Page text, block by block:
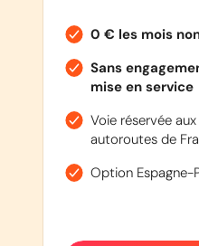
0 € les mois
Sans
mise en service
Voie réservée
autoroutes de
Option Espagne-